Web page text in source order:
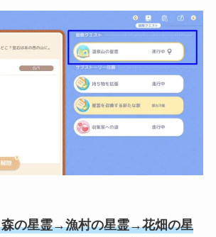
森の星霊→漁村の星霊→花畑の星